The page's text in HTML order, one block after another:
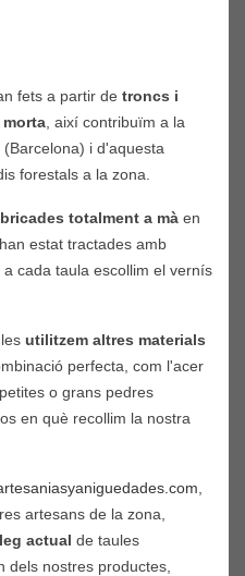
fets a partir de troncs i
, així contribuïm a la
i d'aquesta
forestals a la zona.
totalment a mà en
estat tractades amb
cada taula escollim el vernís
utilitzem altres materials
perfecta, com l'acer
o grans pedres
en què recollim la nostra
artesans de la zona,
actual de taules
dels nostres productes,